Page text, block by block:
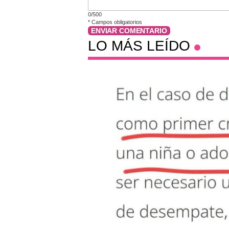
0/500
* Campos obligatorios
ENVIAR COMENTARIO
LO MÁS LEÍDO